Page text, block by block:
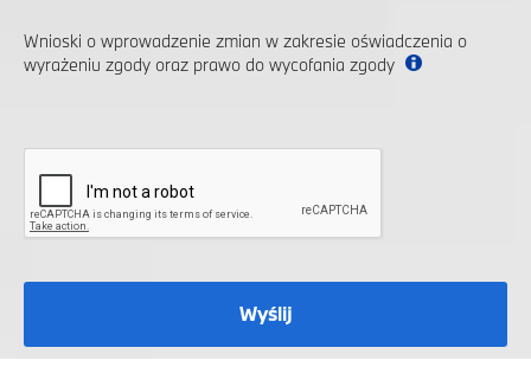
Wnioski o wprowadzenie zmian w zakresie oświadczenia o
wyrażeniu zgody oraz prawo do wycofania zgody
Wyślij